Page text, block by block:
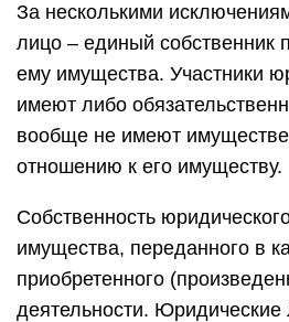
За несколькими
лицо – единый собственник
ему имущества. Участники
имеют либо
вообще не имеют
отношению к его имуществу.
Собственность
имущества, переданного в
приобретенного
деятельности. Юридические